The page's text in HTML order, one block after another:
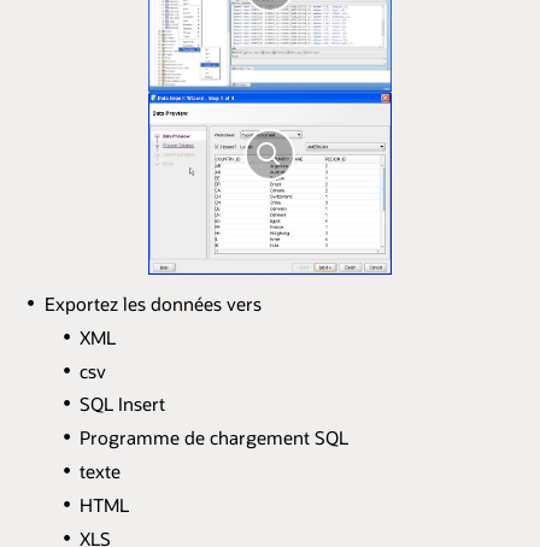
Exportez les données vers
XML
csv
SQL Insert
Programme de chargement SQL
texte
HTML
XLS